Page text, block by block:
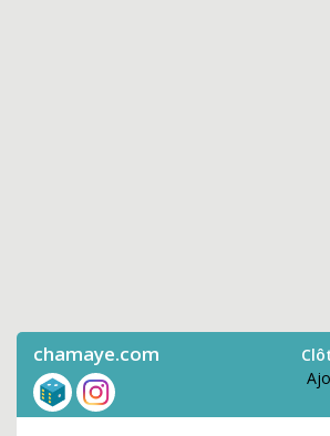
chamaye.com